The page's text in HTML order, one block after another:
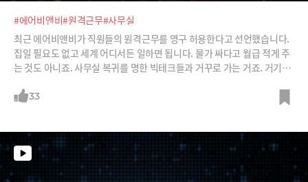
#에어비앤비#원격근무#사무실
최근 에어비앤비가 직원들의 원격근무를 영구 허용한다고 선언했습니다.
집일 필요도 없고 세계 어디서든 일하면 됩니다. 물가 싸다고 월급 적게 주
는 것도 아니죠. 사무실 복귀를 명한 빅테크들과 거꾸로 가는 거죠. 거기에
이 더 많이 원격근무를 하도록 에어비앤비는 다양한 전략도 내놓고 있습니
33